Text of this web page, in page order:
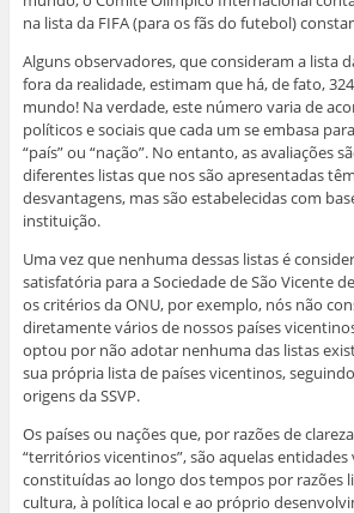
na lista da FIFA (para os fãs do futebol)
Alguns observadores, que consideram a lista
fora da realidade, estimam que há, de fato,
mundo! Na verdade, este número varia de
políticos e sociais que cada um se embasa
“país” ou “nação”. No entanto, as avaliações
diferentes listas que nos são apresentadas
desvantagens, mas são estabelecidas com
instituição.
Uma vez que nenhuma dessas listas é
satisfatória para a Sociedade de São Vicente
os critérios da ONU, por exemplo, nós não
diretamente vários de nossos países
optou por não adotar nenhuma das listas
sua própria lista de países vicentinos,
origens da SSVP.
Os países ou nações que, por razões de
“territórios vicentinos”, são aquelas
constituídas ao longo dos tempos por razões
cultura, à política local e ao próprio